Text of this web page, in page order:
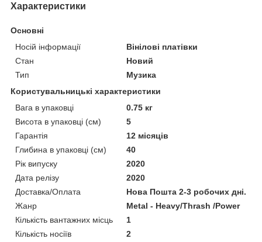
Характеристики
Основні
Носій інформації
Вінілові платівки
Стан
Новий
Тип
Музика
Користувальницькі характеристики
Вага в упаковці
0.75 кг
Висота в упаковці (см)
5
Гарантія
12 місяців
Глибина в упаковці (см)
40
Рік випуску
2020
Дата релізу
2020
Доставка/Оплата
Нова Пошта 2-3 робочих дні.
Жанр
Metal - Heavy/Thrash /Power
Кількість вантажних місць
1
Кількість носіїв
2